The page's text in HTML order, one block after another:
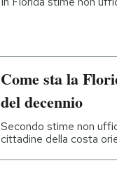
Come sta la
del decennio
Secondo stime non
cittadine della costa